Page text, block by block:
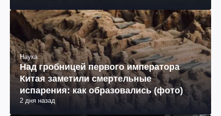
Наука
Над гробницей первого императора
Китая заметили смертельные
испарения: как образовались (фото)
2 дня назад